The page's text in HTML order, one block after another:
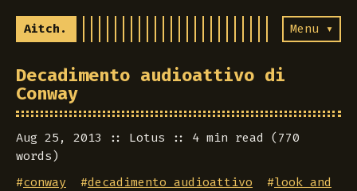
Aitch. Menu ▾
Decadimento audioattivo di
Conway
Aug 25, 2013 Lotus
4 min read (770
words)
#conway #decadimento audioattivo #look and